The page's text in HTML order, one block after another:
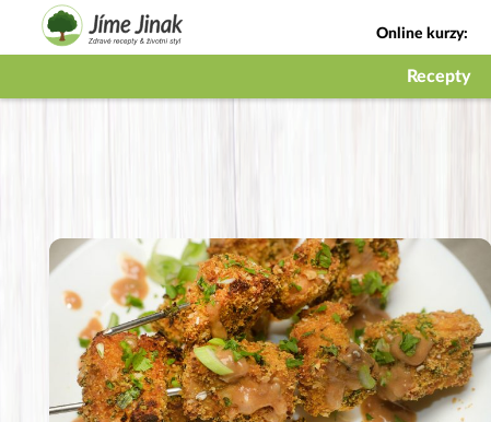
Online kurzy:
Jak na babičky
Recepty